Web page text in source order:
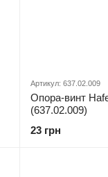
Артикул: 637.02.009
Опора-винт
(637.02.009)
23 грн